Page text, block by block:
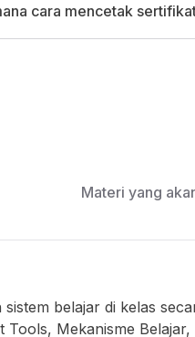
cara mencetak
Materi yang
belajar di kelas
Tools, Mekanisme